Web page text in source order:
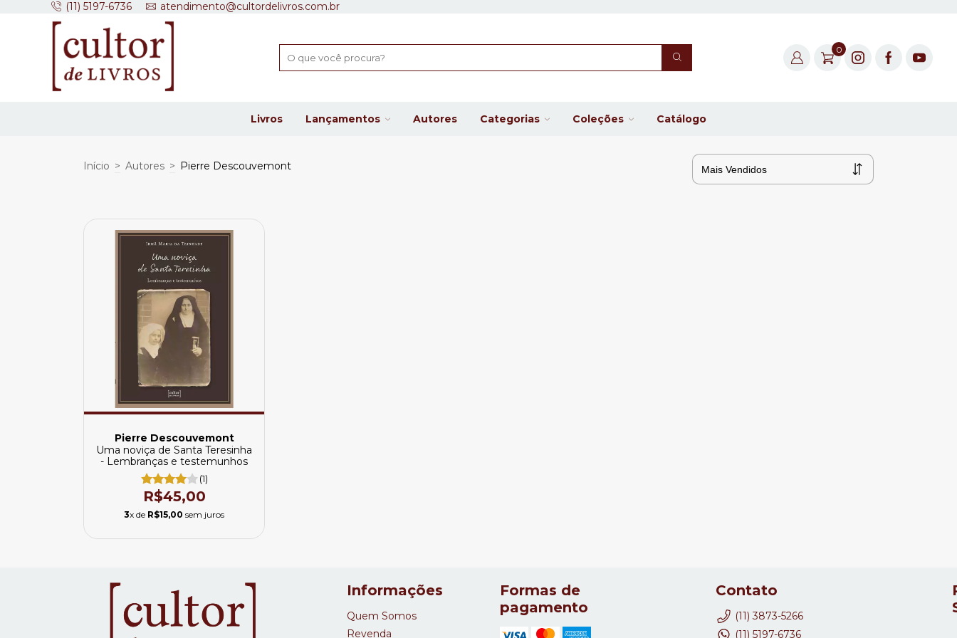
(11) 5197-6736 atendimento@cultordelivros.com.br
0
Livros Lançamentos Autores Categorias Coleções Catálogo
Início > Autores > Pierre Descouvemont
Pierre Descouvemont
Uma noviça de Santa Teresinha
- Lembranças e testemunhos
(1)
R$45,00
3x de R$15,00 sem juros
Informações
Quem Somos
Revenda
Formas de
pagamento
Contato
(11) 3873-5266
(11) 5197-6736